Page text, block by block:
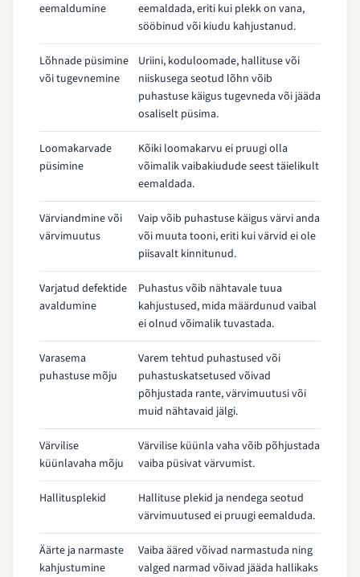
eemaldumine
eemaldada, eriti kui plekk on vana,
sööbinud või kiudu kahjustanud.
Lõhnade püsimine
või tugevnemine
Uriini, koduloomade, hallituse või
niiskusega seotud lõhn võib
puhastuse käigus tugevneda või jääda
osaliselt püsima.
Loomakarvade
püsimine
Kõiki loomakarvu ei pruugi olla
võimalik vaibakiudude seest täielikult
eemaldada.
Värviandmine või
värvimuutus
Vaip võib puhastuse käigus värvi anda
või muuta tooni, eriti kui värvid ei ole
piisavalt kinnitunud.
Varjatud defektide
avaldumine
Puhastus võib nähtavale tuua
kahjustused, mida määrdunud vaibal
ei olnud võimalik tuvastada.
Varasema
puhastuse mõju
Varem tehtud puhastused või
puhastuskatsetused võivad
põhjustada rante, värvimuutusi või
muid nähtavaid jälgi.
Värvilise
küünlavaha mõju
Värvilise küünla vaha võib põhjustada
vaiba püsivat värvumist.
Hallitusplekid
Hallituse plekid ja nendega seotud
värvimuutused ei pruugi eemalduda.
Äärte ja narmaste
kahjustumine
Vaiba ääred võivad narmastuda ning
valged narmad võivad jääda hallikaks